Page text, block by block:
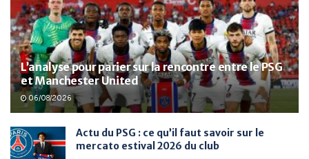
L’analyse pour parier sur la rencontre entre le PSG
et Manchester United
06/08/2026
Actu du PSG : ce qu’il faut savoir sur le
mercato estival 2026 du club